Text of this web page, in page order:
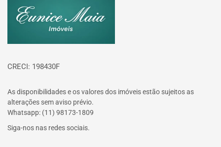
CRECI: 198430F
As disponibilidades e os valores dos imóveis estão sujeitos as
alterações sem aviso prévio.
Whatsapp: (11) 98173-1809
Siga-nos nas redes sociais.